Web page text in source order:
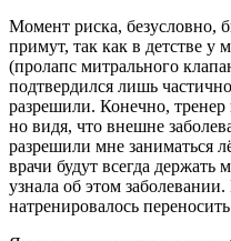
Момент риска, безусловно,
примут, так как в детстве у
(пролапс митрального
подтвердился лишь
разрешили. Конечно, тренер
но видя, что внешне
разрешили мне заниматься
врачи будут всегда
узнала об этом
натренировалось